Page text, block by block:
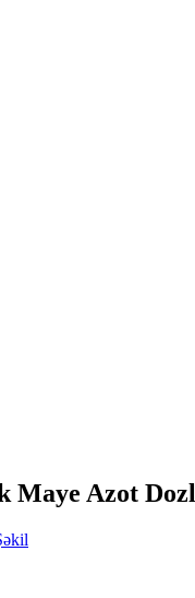
Azot